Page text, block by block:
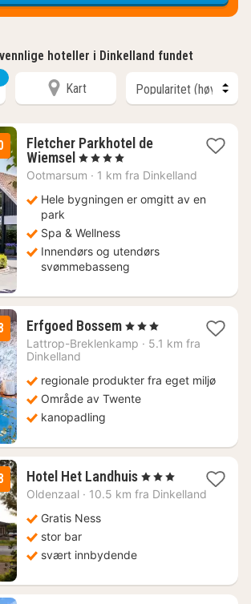
hoteller i Dinkelland fundet
Kart
Fletcher Parkhotel de
Wiemsel 1
natt
1719
, 4 Stjerner
Ootmarsum · 1 km fra Dinkelland
Hele bygningen er omgitt av en
park
Spa & Wellness
Innendørs og utendørs
svømmebasseng
Erfgoed Bossem3
netter
fra
kr.
, 3 Stjerner
Lattrop-Breklenkamp · 5.1 km fra
Dinkelland
regionale produkter fra eget miljø
Område av Twente
kanopadling
Hotel Het Landhuis1
natt
, 3 Stjerner
Oldenzaal · 10.5 km fra Dinkelland
Gratis Ness
stor bar
svært innbydende